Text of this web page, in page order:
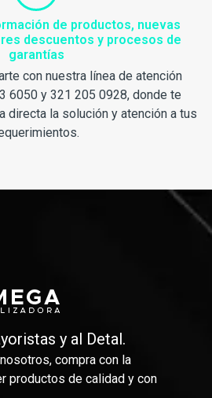
de productos, nuevas
descuentos y procesos de
garantías
con nuestra línea de atención
6050 y 321 205 0928, donde te
directa la solución y atención a tus
y al Detal.
compra con la
productos de calidad y con